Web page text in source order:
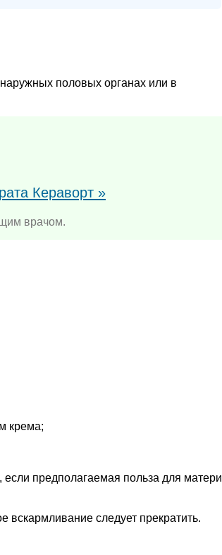
половых органах или в
Кераворт »
врачом.
крема;
предполагаемая польза для матери
вскармливание следует прекратить.